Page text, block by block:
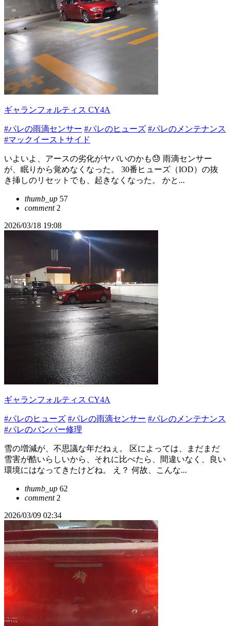
ギャランフォルティス CY4A
#パレの雨滴センサー #パレのヒューズ #パレのメンテナンス
#マックイーストサイド
いよいよ、アースの劣化がヤバいのかも😓 雨滴センサー
が、眠りから覚めなくなった。 30番ヒューズ（IOD）の抜
き挿しのリセットでも、起きなくなった。 かと...
thumb_up 57
comment2
2026/03/18 19:08
ギャランフォルティス CY4A
#パレのヒューズ #パレの雨滴センサー #パレのメンテナンス
#パレのバンパー修理
雪の増減が、不思議な年だねぇ。 区によっては、まだまだ
雪害が酷いらしいから、それに比べたら、間違いなく、良い
環境にはなってきたけどね。 え？ 何故、こんな...
thumb_up 62
comment2
2026/03/09 02:34